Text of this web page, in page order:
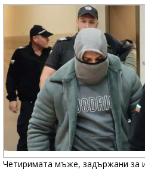
Четиримата мъже, задържани за